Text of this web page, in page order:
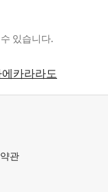
있습니다.
카라라도
관